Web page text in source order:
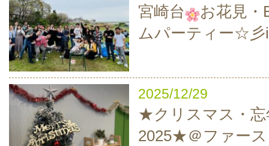
宮崎台
お花見・
ムパーティー☆彡
2025/12/29
★クリスマス・忘
2025★＠ファー